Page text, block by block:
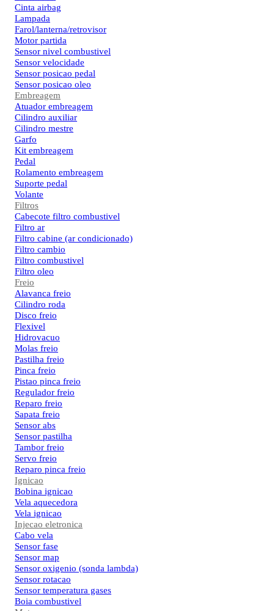
Cinta airbag
Lampada
Farol/lanterna/retrovisor
Motor partida
Sensor nivel combustivel
Sensor velocidade
Sensor posicao pedal
Sensor posicao oleo
Embreagem
Atuador embreagem
Cilindro auxiliar
Cilindro mestre
Garfo
Kit embreagem
Pedal
Rolamento embreagem
Suporte pedal
Volante
Filtros
Cabecote filtro combustivel
Filtro ar
Filtro cabine (ar condicionado)
Filtro cambio
Filtro combustivel
Filtro oleo
Freio
Alavanca freio
Cilindro roda
Disco freio
Flexivel
Hidrovacuo
Molas freio
Pastilha freio
Pinca freio
Pistao pinca freio
Regulador freio
Reparo freio
Sapata freio
Sensor abs
Sensor pastilha
Tambor freio
Servo freio
Reparo pinca freio
Ignicao
Bobina ignicao
Vela aquecedora
Vela ignicao
Injecao eletronica
Cabo vela
Sensor fase
Sensor map
Sensor oxigenio (sonda lambda)
Sensor rotacao
Sensor temperatura gases
Boia combustivel